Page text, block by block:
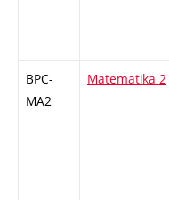
BPC-
MA2
Matematika 2